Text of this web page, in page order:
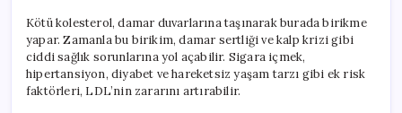
Kötü kolesterol, damar duvarlarına taşınarak burada birikme
yapar. Zamanla bu birikim, damar sertliği ve kalp krizi gibi
ciddi sağlık sorunlarına yol açabilir. Sigara içmek,
hipertansiyon, diyabet ve hareketsiz yaşam tarzı gibi ek risk
faktörleri, LDL’nin zararını artırabilir.